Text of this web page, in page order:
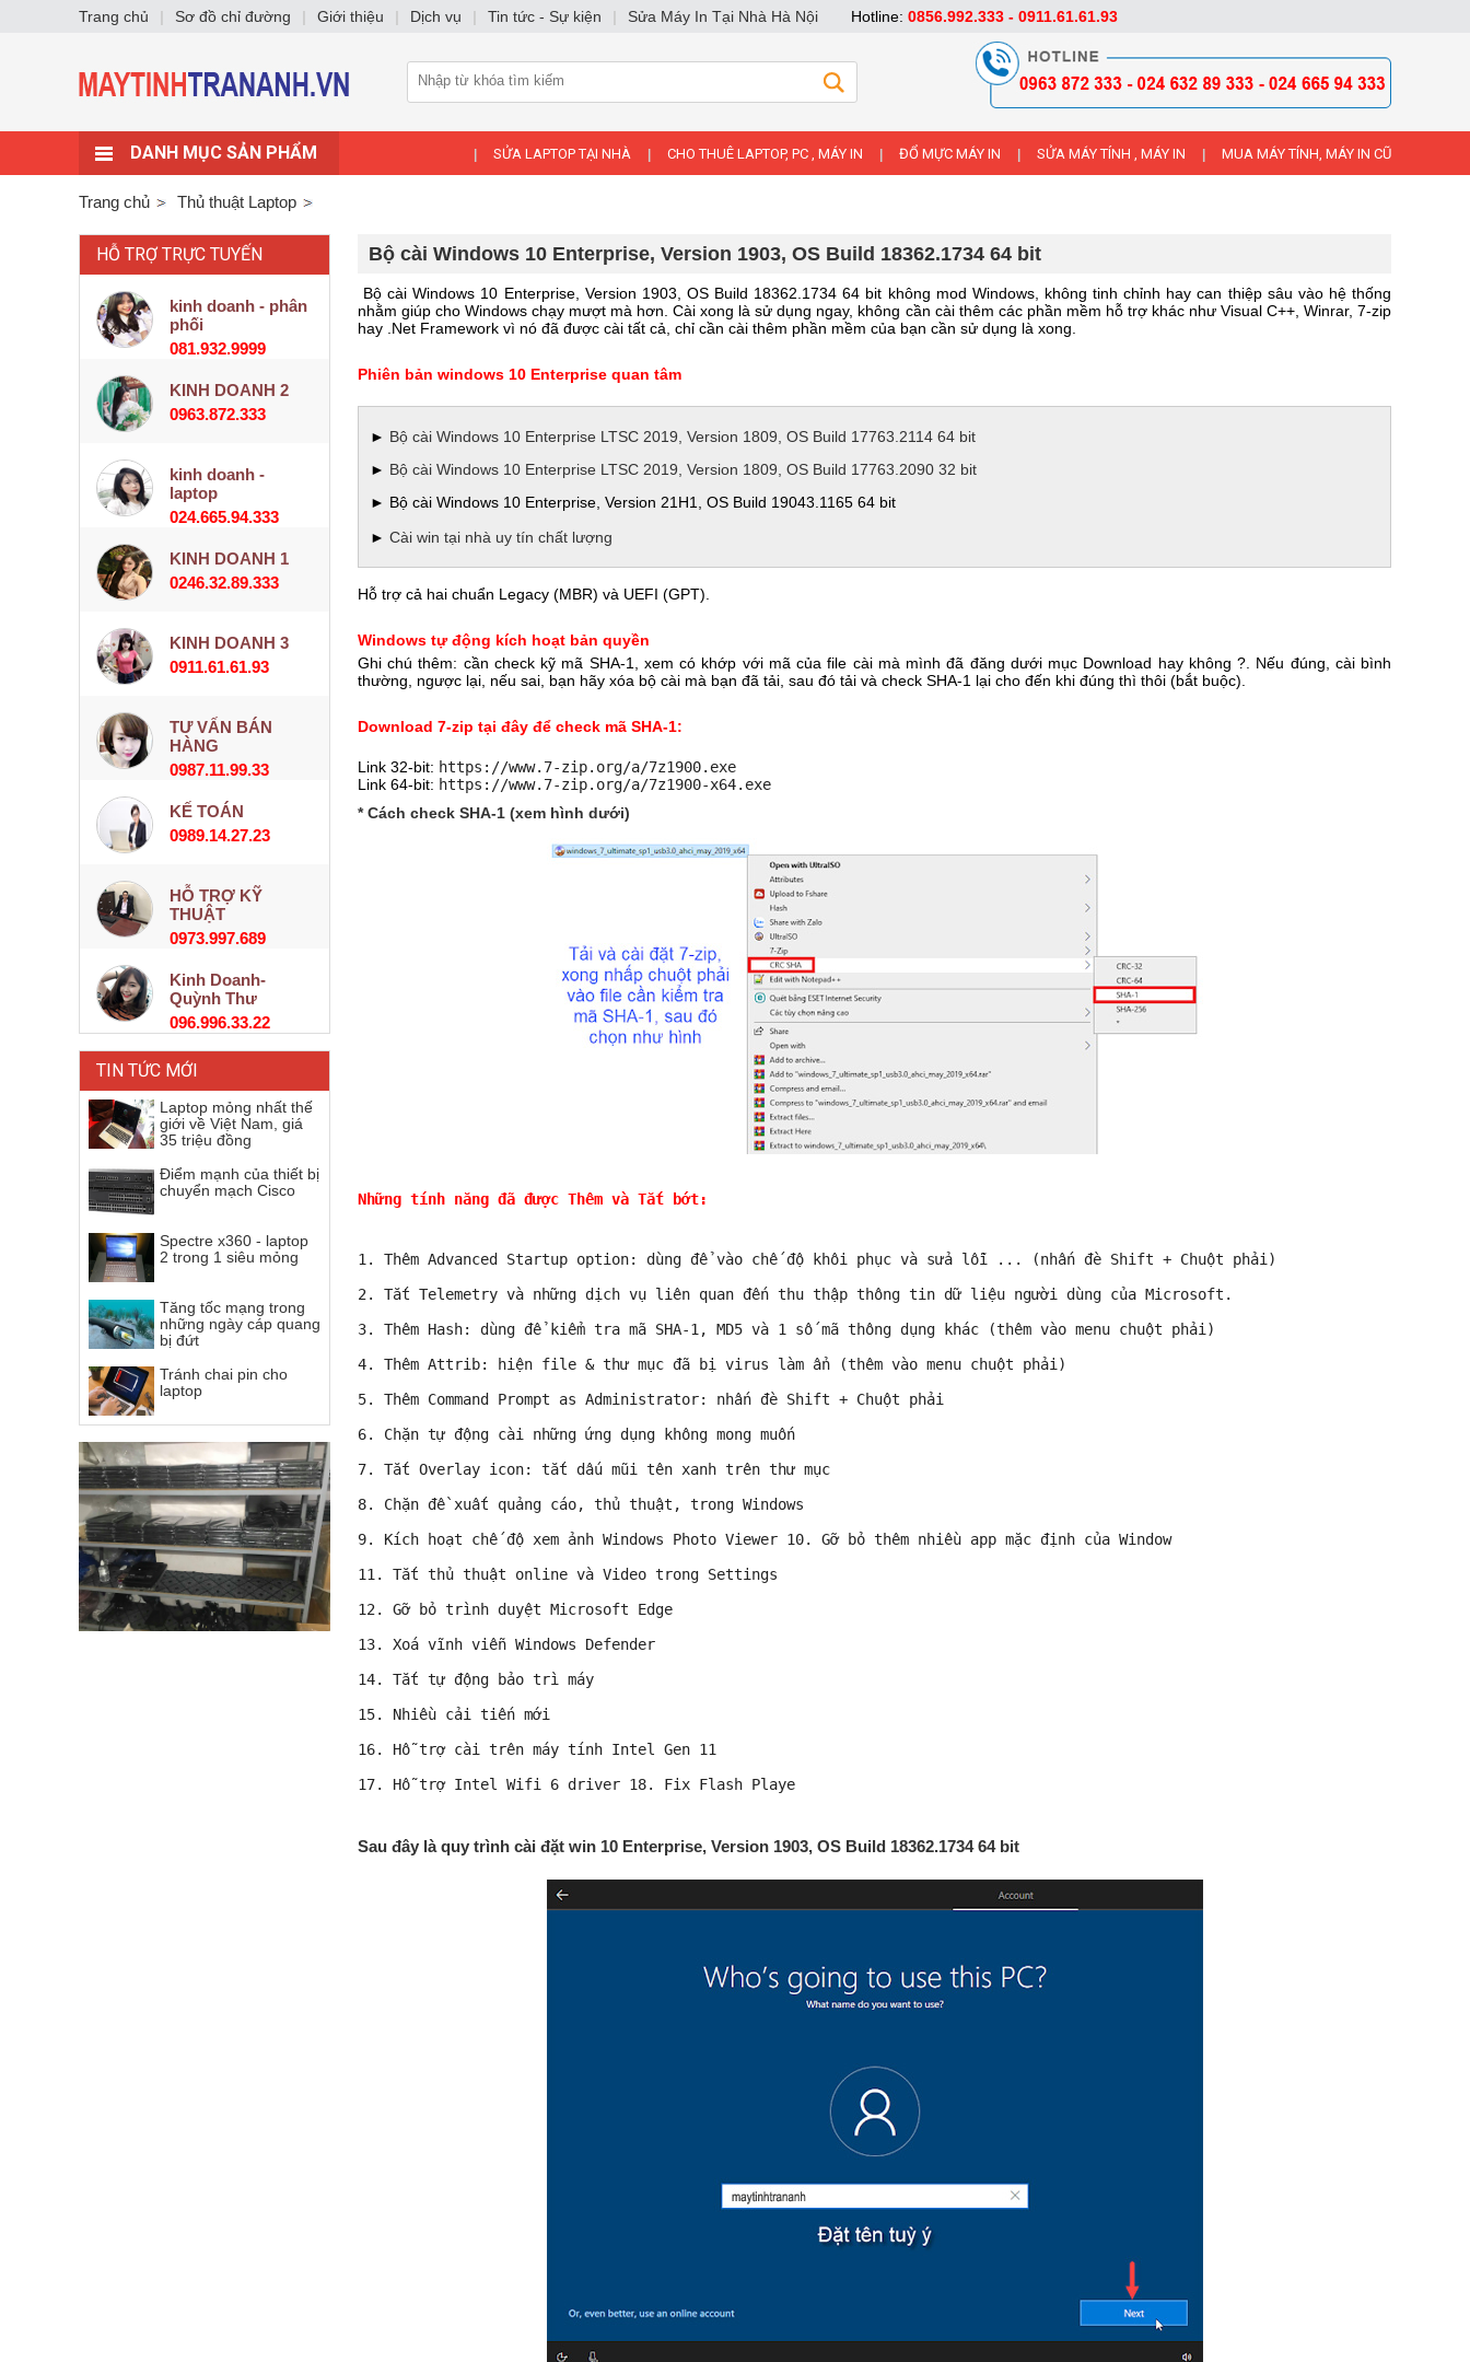
DANH MỤC SẢN PHẨM SỬA LAPTOP TẠI NHÀ CHO THUÊ LAPTOP, PC , MÁY IN ĐỔ MỰC MÁY IN SỬA MÁY TÍNH , MÁY IN MUA MÁY TÍNH, MÁY IN CŨ
Trang chủ Thủ thuật Laptop
HỖ TRỢ TRỰC TUYẾN
kinh doanh - phân
phối
081.932.9999
KINH DOANH 2
0963.872.333
kinh doanh -
laptop
024.665.94.333
KINH DOANH 1
0246.32.89.333
KINH DOANH 3
0911.61.61.93
TƯ VẤN BÁN
HÀNG
0987.11.99.33
KẾ TOÁN
0989.14.27.23
HỖ TRỢ KỸ
THUẬT
0973.997.689
Kinh Doanh-
Quỳnh Thư
096.996.33.22
TIN TỨC MỚI
Laptop mỏng nhất thế
giới về Việt Nam, giá
35 triệu đồng
Điểm mạnh của thiết bị
chuyển mạch Cisco
Spectre x360 - laptop
2 trong 1 siêu mỏng
Tăng tốc mạng trong
những ngày cáp quang
bị đứt
Tránh chai pin cho
laptop
Bộ cài Windows 10 Enterprise, Version 1903, OS Build 18362.1734 64 bit
Bộ cài Windows 10 Enterprise, Version 1903, OS Build 18362.1734 64 bit không mod Windows, không tinh chỉnh hay can thiệp sâu vào hệ thống
nhằm giúp cho Windows chạy mượt mà hơn. Cài xong là sử dụng ngay, không cần cài thêm các phần mềm hỗ trợ khác như Visual C++, Winrar, 7-zip
hay .Net Framework vì nó đã được cài tất cả, chỉ cần cài thêm phần mềm của bạn cần sử dụng là xong.
Phiên bản windows 10 Enterprise quan tâm
► Bộ cài Windows 10 Enterprise LTSC 2019, Version 1809, OS Build 17763.2114 64 bit
► Bộ cài Windows 10 Enterprise LTSC 2019, Version 1809, OS Build 17763.2090 32 bit
► Bộ cài Windows 10 Enterprise, Version 21H1, OS Build 19043.1165 64 bit
► Cài win tại nhà uy tín chất lượng
Hỗ trợ cả hai chuẩn Legacy (MBR) và UEFI (GPT).
Windows tự động kích hoạt bản quyền
Ghi chú thêm: cần check kỹ mã SHA-1, xem có khớp với mã của file cài mà mình đã đăng dưới mục Download hay không ?. Nếu đúng, cài bình
thường, ngược lại, nếu sai, bạn hãy xóa bộ cài mà bạn đã tải, sau đó tải và check SHA-1 lại cho đến khi đúng thì thôi (bắt buộc).
Download 7-zip tại đây để check mã SHA-1:
Link 32-bit: https://www.7-zip.org/a/7z1900.exe
Link 64-bit: https://www.7-zip.org/a/7z1900-x64.exe
* Cách check SHA-1 (xem hình dưới)
Những tính năng đã được Thêm và Tắt bớt:
1. Thêm Advanced Startup option: dùng để vào chế độ khôi phục và sửa lỗi ... (nhấn đè Shift + Chuột phải)
2. Tắt Telemetry và những dịch vụ liên quan đến thu thập thông tin dữ liệu người dùng của Microsoft.
3. Thêm Hash: dùng để kiểm tra mã SHA-1, MD5 và 1 số mã thông dụng khác (thêm vào menu chuột phải)
4. Thêm Attrib: hiện file & thư mục đã bị virus làm ẩn (thêm vào menu chuột phải)
5. Thêm Command Prompt as Administrator: nhấn đè Shift + Chuột phải
6. Chặn tự động cài những ứng dụng không mong muốn
7. Tắt Overlay icon: tắt dấu mũi tên xanh trên thư mục
8. Chặn đề xuất quảng cáo, thủ thuật, trong Windows
9. Kích hoạt chế độ xem ảnh Windows Photo Viewer 10. Gỡ bỏ thêm nhiều app mặc định của Window
11. Tắt thủ thuật online và Video trong Settings
12. Gỡ bỏ trình duyệt Microsoft Edge
13. Xoá vĩnh viễn Windows Defender
14. Tắt tự động bảo trì máy
15. Nhiều cải tiến mới
16. Hỗ trợ cài trên máy tính Intel Gen 11
17. Hỗ trợ Intel Wifi 6 driver 18. Fix Flash Playe
Sau đây là quy trình cài đặt win 10 Enterprise, Version 1903, OS Build 18362.1734 64 bit
Trang chủ | Sơ đồ chỉ đường | Giới thiệu | Dịch vụ | Tin tức - Sự kiện | Sửa Máy In Tại Nhà Hà Nội Hotline: 0856.992.333 - 0911.61.61.93